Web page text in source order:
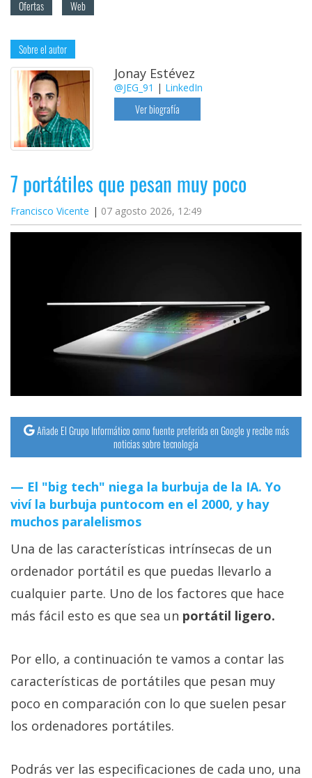
Ofertas Web
Sobre el autor
Jonay Estévez
@JEG_91 | LinkedIn
Ver biografía
7 portátiles que pesan muy poco
Francisco Vicente 07 agosto 2026, 12:49
Añade El Grupo Informático como fuente preferida en Google y recibe más
noticias sobre tecnología
El "big tech" niega la burbuja de la IA. Yo
viví la burbuja puntocom en el 2000, y hay
muchos paralelismos
Una de las características intrínsecas de un
ordenador portátil es que puedas llevarlo a
cualquier parte. Uno de los factores que hace
más fácil esto es que sea un portátil ligero.
Por ello, a continuación te vamos a contar las
características de portátiles que pesan muy
poco en comparación con lo que suelen pesar
los ordenadores portátiles.
Podrás ver las especificaciones de cada uno, una